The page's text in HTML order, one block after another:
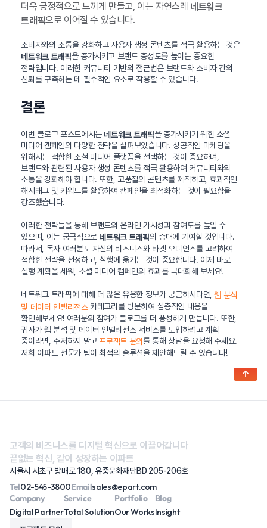
더욱 긍정적으로 느끼게 만들고, 이는 자연스레 네트워크
트래픽으로 이어질 수 있습니다.
소비자와의 소통을 강화하고 사용자 생성 콘텐츠를 적극 활용하는 것은
네트워크 트래픽을 증가시키고 브랜드 충성도를 높이는 중요한
전략입니다. 이러한 커뮤니티 기반의 접근법은 브랜드와 소비자 간의
신뢰를 구축하는 데 필수적인 요소로 작용할 수 있습니다.
결론
이번 블로그 포스트에서는 네트워크 트래픽을 증가시키기 위한 소셜
미디어 캠페인의 다양한 전략을 살펴보았습니다. 성공적인 마케팅을
위해서는 적합한 소셜 미디어 플랫폼을 선택하는 것이 중요하며,
브랜드와 관련된 사용자 생성 콘텐츠를 적극 활용하여 커뮤니티와의
소통을 강화해야 합니다. 또한, 고품질의 콘텐츠를 제작하고, 효과적인
해시태그 및 키워드를 활용하여 캠페인을 최적화하는 것이 필요함을
강조했습니다.
이러한 전략들을 통해 브랜드의 온라인 가시성과 참여도를 높일 수
있으며, 이는 궁극적으로 네트워크 트래픽의 증대에 기여할 것입니다.
따라서, 독자 여러분도 자신의 비즈니스와 타겟 오디언스를 고려하여
적합한 전략을 선정하고, 실행에 옮기는 것이 중요합니다. 이제 바로
실행 계획을 세워, 소셜 미디어 캠페인의 효과를 극대화해 보세요!
네트워크 트래픽에 대해 더 많은 유용한 정보가 궁금하시다면,웹 분석
및 데이터 인텔리전스카테고리를 방문하여 심층적인 내용을
확인해보세요! 여러분의 참여가 블로그를 더 풍성하게 만듭니다. 또한,
귀사가 웹 분석 및 데이터 인텔리전스 서비스를 도입하려고 계획
중이라면, 주저하지 말고 프로젝트 문의를 통해 상담을 요청해 주세요.
저희 이파트 전문가 팀이 최적의 솔루션을 제안해드릴 수 있습니다!
고객의 비즈니스를 디지털 혁신으로 이끌어갑니다
끝없는 혁신, 같이 성장하는 이파트
서울시 서초구 방배로 180, 유중문화재단BD 205-206호
Tel02-545-3800Emailsales@epart.com
Company
Digital Partner
Service
Total Solution
Portfolio
Our Works
Blog
Insight
↑